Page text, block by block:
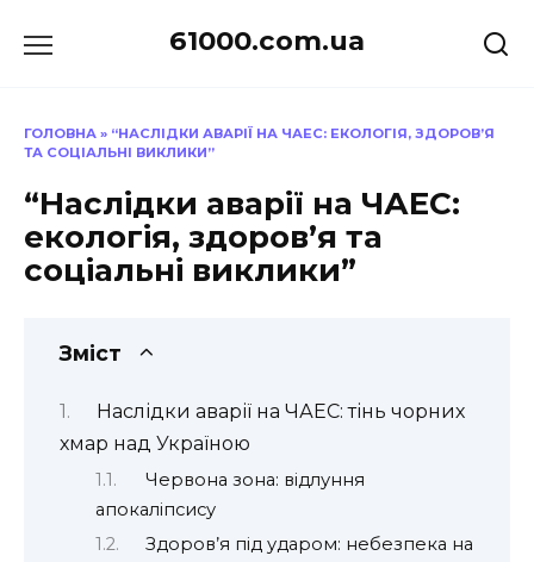
до
61000.com.ua
ГОЛОВНА » “НАСЛІДКИ АВАРІЇ НА ЧАЕС: ЕКОЛОГІЯ, ЗДОРОВ’Я
ТА СОЦІАЛЬНІ ВИКЛИКИ”
“Наслідки аварії на ЧАЕС:
екологія, здоров’я та
соціальні виклики”
Зміст
Наслідки аварії на ЧАЕС: тінь чорних
хмар над Україною
Червона зона: відлуння
апокаліпсису
Здоров’я під ударом: небезпека на